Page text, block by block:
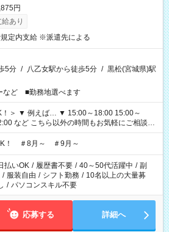
円
あり
定内支給 ※派遣先による
5分 / 八乙女駅から徒歩5分 / 黒松(宮城県)駅
など ■勤務地選べます
15:00～
もお気軽にご相談く
！ ＃8月～ ＃9月～
払いOK / 履歴書不要 / 40～50代活躍中 / 副
/ 服装自由 / シフト勤務 / 10名以上の大量募
/ パソコンスキル不要
応募する 詳細へ